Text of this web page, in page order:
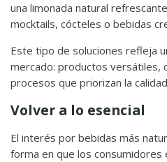
una limonada natural
mocktails, cócteles o bebidas
Este tipo de soluciones refleja
mercado: productos versátiles,
procesos que priorizan la
Volver a lo esencial
El interés por bebidas más
forma en que los consumidores